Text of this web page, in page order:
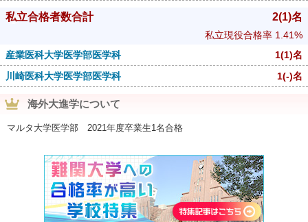
私立合格者数合計 2(1)名
私立現役合格率 1.41%
産業医科大学医学部医学科
1(1)名
川崎医科大学医学部医学科
1(-)名
海外大進学について
マルタ大学医学部 2021年度卒業生1名合格